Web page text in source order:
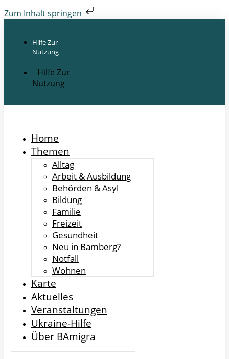
Zum Inhalt springen
Hilfe Zur
Nutzung
Hilfe Zur
Nutzung
Home
Themen
Alltag
Arbeit & Ausbildung
Behörden & Asyl
Bildung
Familie
Freizeit
Gesundheit
Neu in Bamberg?
Notfall
Wohnen
Karte
Aktuelles
Veranstaltungen
Ukraine-Hilfe
Über BAmigra